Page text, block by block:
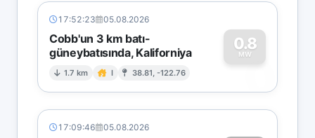
17:52:23 05.08.2026
Cobb'un 3 km batı-
güneybatısında, Kaliforniya
1.7 km I 38.81, -122.76
0.8
MW
0
17:09:46 05.08.2026